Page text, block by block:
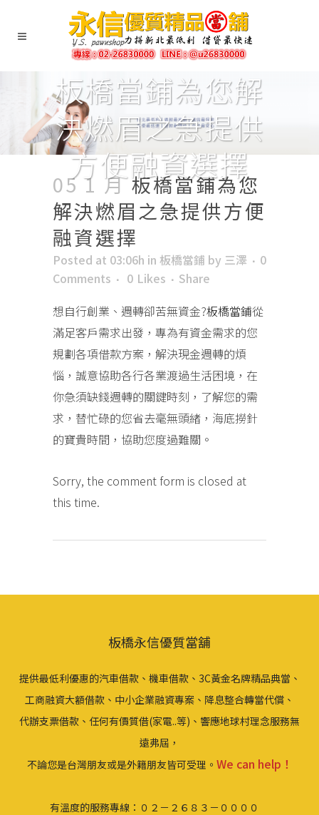
板橋當鋪為您解
決燃眉之急提供
方便融資選擇
05 1 月板橋當鋪為您
解決燃眉之急提供方便
融資選擇
Posted at 03:06h in 板橋當鋪 by 三澤
0
Comments
0 Likes
Share
想自行創業、週轉卻苦無資金?板橋當鋪從
滿足客戶需求出發，專為有資金需求的您
規劃各項借款方案，解決現金週轉的煩
惱，誠意協助各行各業渡過生活困境，在
你急須缺錢週轉的關鍵時刻，了解您的需
求，替忙碌的您省去毫無頭緒，海底撈針
的寶貴時間，協助您度過難關。
Sorry, the comment form is closed at
this time.
板橋永信優質當舖
提供最低利優惠的汽車借款、機車借款、3C黃金名牌精品典當、
工商融資大額借款、中小企業融資專案、降息整合轉當代償、
代辦支票借款、任何有價質借(家電..等)、響應地球村理念服務無
遠弗屆，
不論您是台灣朋友或是外籍朋友皆可受理。 We can help！
有溫度的服務專線：０２－２６８３－００００